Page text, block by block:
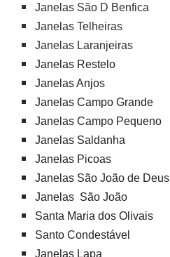
Janelas São D Benfica
Janelas Telheiras
Janelas Laranjeiras
Janelas Restelo
Janelas Anjos
Janelas Campo Grande
Janelas Campo Pequeno
Janelas Saldanha
Janelas Picoas
Janelas São João de Deus
Janelas São João
Santa Maria dos Olivais
Santo Condestável
Janelas Lapa